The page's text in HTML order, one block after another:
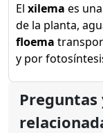
El xilema es
de la planta,
floema
y por
Preguntas